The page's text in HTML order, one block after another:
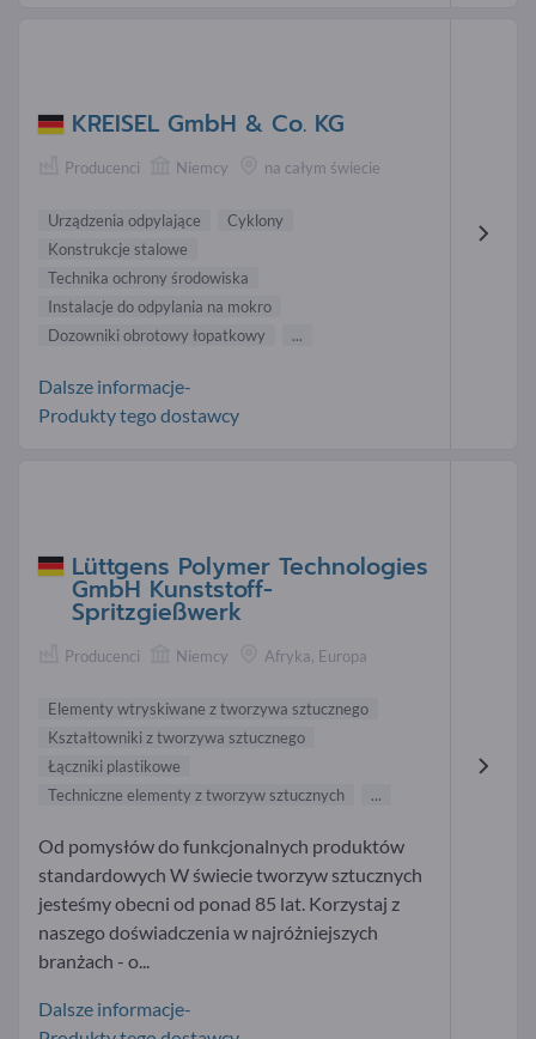
KREISEL GmbH & Co. KG
Producenci Niemcy na całym świecie
Urządzenia odpylające
Cyklony
Konstrukcje stalowe
Technika ochrony środowiska
Instalacje do odpylania na mokro
Dozowniki obrotowy łopatkowy
...
Dalsze informacje-
Produkty tego dostawcy
Lüttgens Polymer Technologies
GmbH Kunststoff-
Spritzgießwerk
Producenci Niemcy Afryka, Europa
Elementy wtryskiwane z tworzywa sztucznego
Kształtowniki z tworzywa sztucznego
Łączniki plastikowe
Techniczne elementy z tworzyw sztucznych
...
Od pomysłów do funkcjonalnych produktów
standardowych W świecie tworzyw sztucznych
jesteśmy obecni od ponad 85 lat. Korzystaj z
naszego doświadczenia w najróżniejszych
branżach - o...
Dalsze informacje-